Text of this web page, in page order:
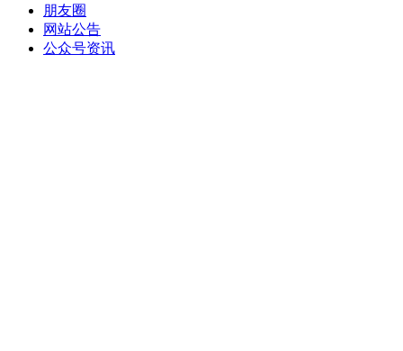
朋友圈
网站公告
公众号资讯